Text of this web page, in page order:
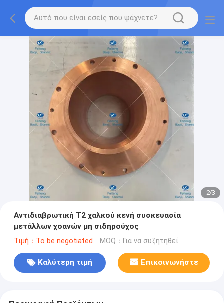
2/3
Αντιδιαβρωτική T2 χαλκού κενή συσκευασία
μετάλλων χοανών μη σιδηρούχος
Τιμή：To be negotiated MOQ：Για να συζητηθεί
Καλύτερη τιμή Επικοινωνήστε